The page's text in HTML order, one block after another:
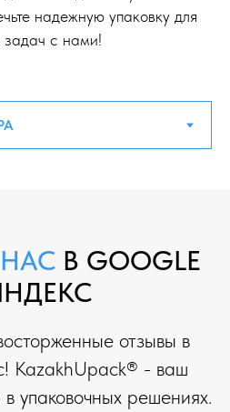
надежную упаковку для
задач с нами!
В GOOGLE
отзывы в
KazakhUpack® - ваш
упаковочных решениях.